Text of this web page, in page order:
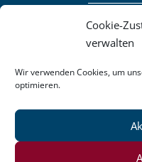
Cookie-
verwalten
Wir verwenden Cookies, um
optimieren.
>
Impressum